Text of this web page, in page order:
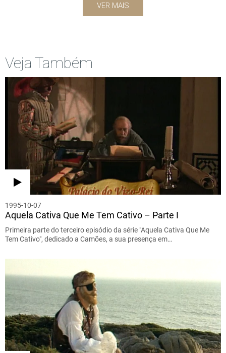
VER MAIS
Veja Também
1995-10-07
Aquela Cativa Que Me Tem Cativo – Parte I
Primeira parte do terceiro episódio da série "Aquela Cativa Que Me
Tem Cativo", dedicado a Camões, a sua presença em…